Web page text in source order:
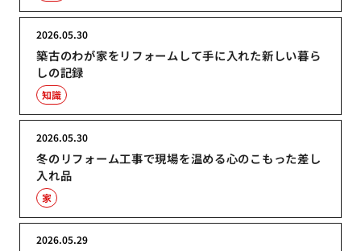
築古のわが家をリフォームして手に入れた新しい暮ら
しの記録
2026.05.30
知識
冬のリフォーム工事で現場を温める心のこもった差し
入れ品
2026.05.30
家
2026.05.29